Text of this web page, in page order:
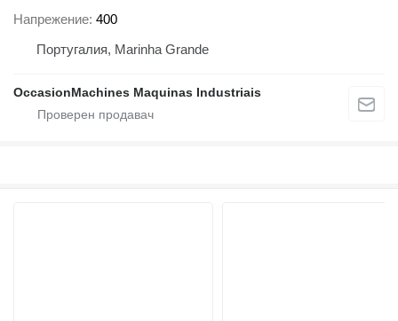
Напрежение 400
Португалия, Marinha Grande
OccasionMachines Maquinas Industriais